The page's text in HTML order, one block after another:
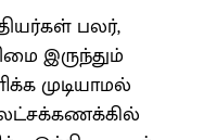
பலர்,
இருந்தும்
முடியாமல்
லட்சக்கணக்கில்